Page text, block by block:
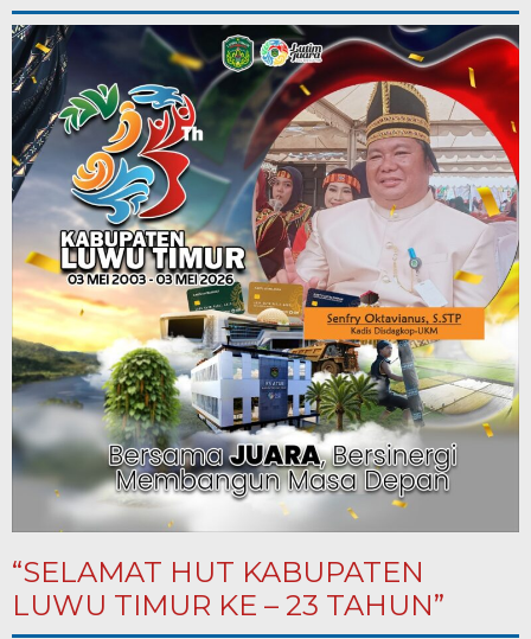
“SELAMAT HUT KABUPATEN
LUWU TIMUR KE – 23 TAHUN”